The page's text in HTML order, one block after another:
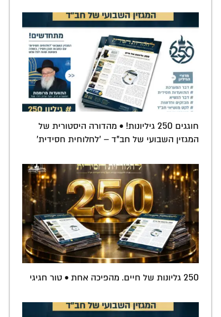
חוגגים 250 גיליונות! • מהדורה היסטורית של
המגזין השבועי של חב"ד – 'לחלוחית חסידית'
250 גליונות של חיים. מהפיכה אחת • טור חגיגי